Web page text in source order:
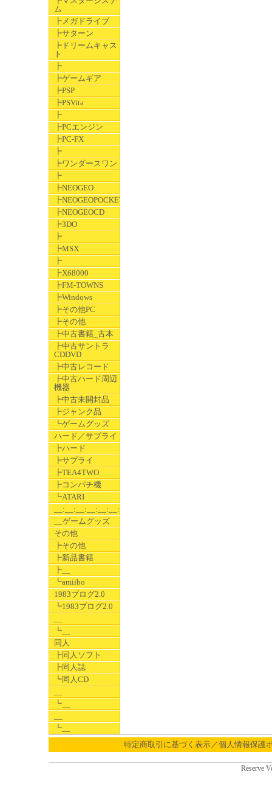
ム
┣メガドライブ
┣サターン
┣ドリームキャス
ト
┣
┣ゲームギア
┣PSP
┣PSVita
┣
┣PCエンジン
┣PC-FX
┣
┣ワンダースワン
┣
┣NEOGEO
┣NEOGEOPOCKET
┣NEOGEOCD
┣3DO
┣
┣MSX
┣
┣X68000
┣FM-TOWNS
┣Windows
┣その他PC
┣その他
┣中古書籍_古本
┣中古サントラ
CDDVD
┣中古レコード
┣中古ハード周辺
機器
┣中古未開封品
┣ジャンク品
┗ゲームグッズ
ハード／サプライ
┣ハード
┣サプライ
┣TEA4TWO
┣コンパチ機
┗ATARI
__:__:__:__:__:__:__
__ゲームグッズ
その他
┣その他
┣新品書籍
┣__
┗amiibo
1983ブログ2.0
┗1983ブログ2.0
┗__
同人
┣同人ソフト
┣同人誌
┗同人CD
┗__
┗__
特定商取引に基づく表示／個人情報保護
Reserve